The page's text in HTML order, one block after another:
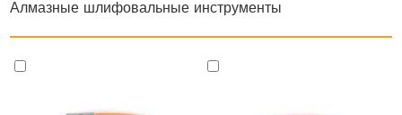
Алмазные шлифовальные инструменты